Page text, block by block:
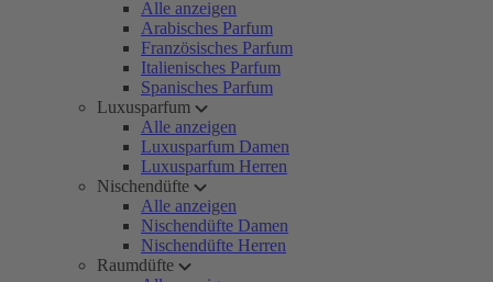
Alle anzeigen
Arabisches Parfum
Französisches Parfum
Italienisches Parfum
Spanisches Parfum
Luxusparfum
Alle anzeigen
Luxusparfum Damen
Luxusparfum Herren
Nischendüfte
Alle anzeigen
Nischendüfte Damen
Nischendüfte Herren
Raumdüfte